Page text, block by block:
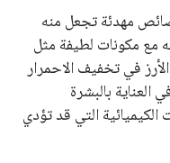
مهدئة تجعل منه
مع مكونات لطيفة مثل
في تخفيف الاحمرار
بالبشرة
التي قد تؤدي